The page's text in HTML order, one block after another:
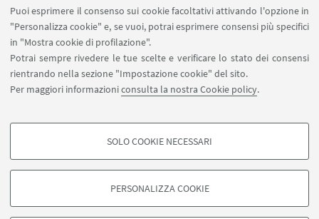
Puoi esprimere il consenso sui cookie facoltativi attivando l'opzione in
"Personalizza cookie" e, se vuoi, potrai esprimere consensi più specifici
in "Mostra cookie di profilazione".
Potrai sempre rivedere le tue scelte e verificare lo stato dei consensi
rientrando nella sezione "Impostazione cookie" del sito.
Per maggiori informazioniconsulta la nostra Cookie policy.
COOKIE DI PROFILAZIONE - FACOLTATIVI
degli utenti, creare profili in base al loro comportamento sul sito, per analisi
di marketing.
SOLO COOKIE NECESSARI
PERSONALIZZA COOKIE
«
Precedenti
12
elementi Successivi
12
elementi
»
8 9 10 ... 19
Seguici su: